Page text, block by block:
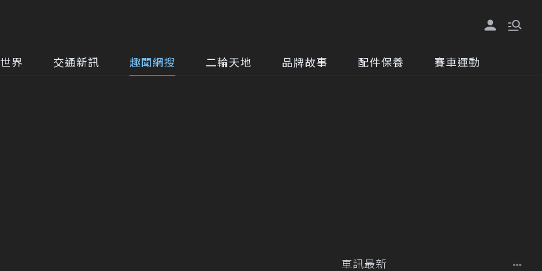
界 交通新訊 趣聞網搜 二輪天地 品牌故事 配件保養 賽車運動
車訊最新